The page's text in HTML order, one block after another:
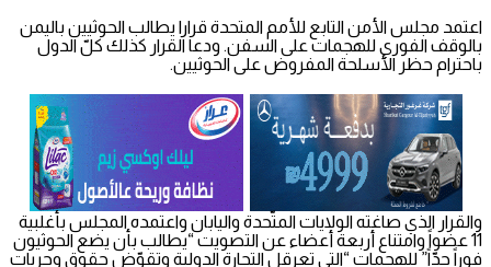
اعتمد مجلس الأمن التابع للأمم المتحدة قرارا يطالب الحوثيين باليمن
بالوقف الفوري للهجمات على السفن. ودعا القرار كذلك كلّ الدول
باحترام حظر الأسلحة المفروض على الحوثيين.
والقرار الذي صاغته الولايات المتّحدة واليابان واعتمده المجلس بأغلبية
11 عضواً وامتناع أربعة أعضاء عن التصويت “يطالب بأن يضع الحوثيون
فوراً حدّاً” للهجمات “التي تعرقل التجارة الدولية وتقوّض حقوق وحريات